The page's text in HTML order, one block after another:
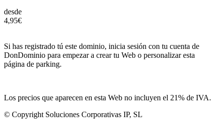
desde
4,95€
Si has registrado tú este dominio, inicia sesión con tu cuenta de
DonDominio para empezar a crear tu Web o personalizar esta
página de parking.
Los precios que aparecen en esta Web no incluyen el 21% de IVA.
© Copyright Soluciones Corporativas IP, SL